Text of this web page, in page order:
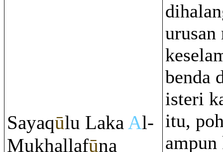
Sayaqūlu LakaAl-
Mukhallafūna
urusan
benda
isteri
itu,
ampun